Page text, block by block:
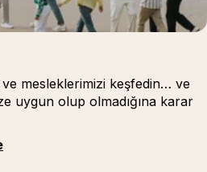
mesleklerimizi keşfedin… ve
uygun olup olmadığına karar